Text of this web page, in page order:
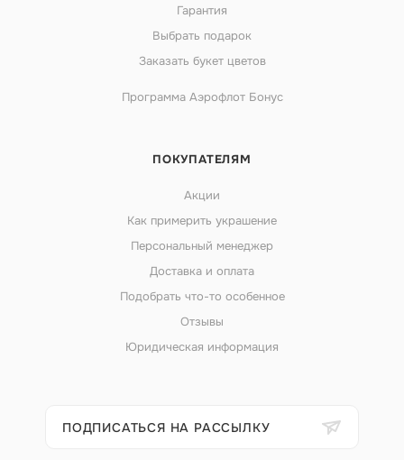
Гарантия
Выбрать подарок
Заказать букет цветов
Программа Аэрофлот Бонус
ПОКУПАТЕЛЯМ
Акции
Как примерить украшение
Персональный менеджер
Доставка и оплата
Подобрать что-то особенное
Отзывы
Юридическая информация
ПОДПИСАТЬСЯ НА РАССЫЛКУ